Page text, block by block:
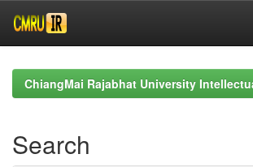
navigationChiangMai Rajabhat University
Search